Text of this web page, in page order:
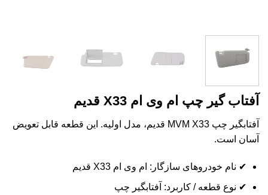
آفتاب گیر چپ ام وی ام X33 قدیم
آفتابگیر چپ MVM X33 قدیم، مدل اولیه. این قطعه قابل تعویض
آسان است.
✔ نام خودروهای سازگار: ام وی ام X33 قدیم
✔ نوع قطعه / کاربرد: آفتابگیر چپ